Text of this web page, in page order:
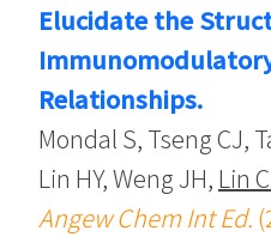
Elucidate the
Relationships.
Mondal S, Tseng CJ,
Lin HY, Weng JH, Lin
Angew Chem Int Ed.